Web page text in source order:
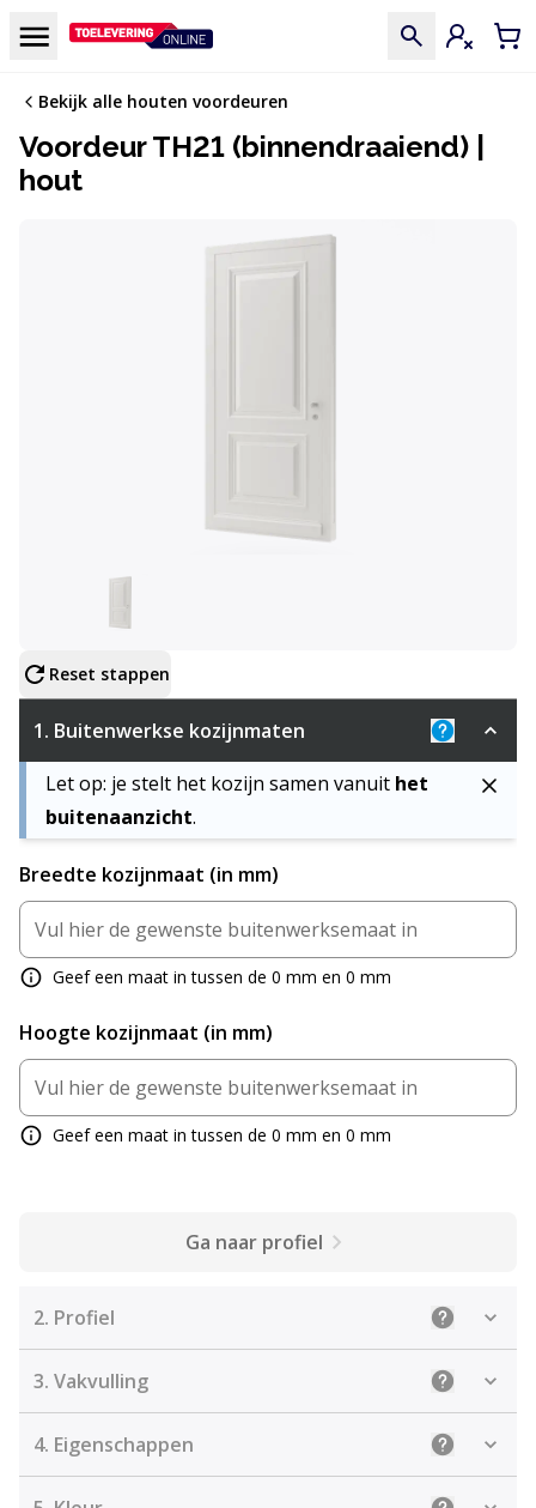
Menu Inloggen
Bekijk alle houten voordeuren
Voordeur TH21 (binnendraaiend) |
hout
Configureer product
Reset stappen
1. Buitenwerkse kozijnmaten
Uitleg: De
Let op: je stelt het kozijn samen vanuit het
buitenaanzicht.
Breedte kozijnmaat (in mm)
Geef een maat in tussen de 0 mm en 0 mm
Hoogte kozijnmaat (in mm)
Geef een maat in tussen de 0 mm en 0 mm
Ga naar profiel
2. Profiel Uitleg:
3. Vakvulling Uitleg: De
4. Eigenschappen Uitleg: